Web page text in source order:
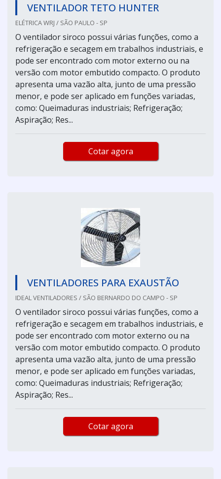
VENTILADOR TETO HUNTER
ELÉTRICA WRJ / SÃO PAULO - SP
O ventilador siroco possui várias funções, como a
refrigeração e secagem em trabalhos industriais, e
pode ser encontrado com motor externo ou na
versão com motor embutido compacto. O produto
apresenta uma vazão alta, junto de uma pressão
menor, e pode ser aplicado em funções variadas,
como: Queimaduras industriais; Refrigeração;
Aspiração; Res...
Cotar agora
VENTILADORES PARA EXAUSTÃO
IDEAL VENTILADORES / SÃO BERNARDO DO CAMPO - SP
O ventilador siroco possui várias funções, como a
refrigeração e secagem em trabalhos industriais, e
pode ser encontrado com motor externo ou na
versão com motor embutido compacto. O produto
apresenta uma vazão alta, junto de uma pressão
menor, e pode ser aplicado em funções variadas,
como: Queimaduras industriais; Refrigeração;
Aspiração; Res...
Cotar agora